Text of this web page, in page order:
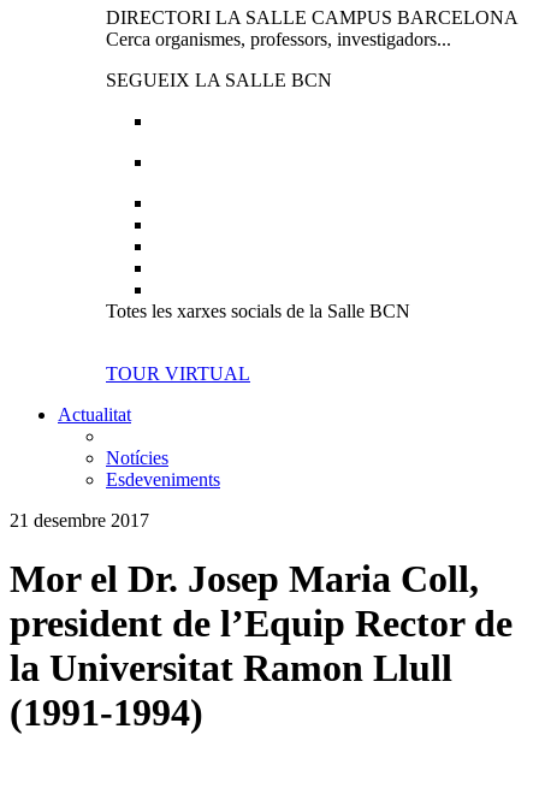
DIRECTORI LA SALLE CAMPUS BARCELONA
Cerca organismes, professors, investigadors...
SEGUEIX LA SALLE BCN
Totes les xarxes socials de la Salle BCN
TOUR VIRTUAL
Actualitat
Notícies
Esdeveniments
21 desembre 2017
Mor el Dr. Josep Maria Coll,
president de l’Equip Rector de
la Universitat Ramon Llull
(1991-1994)